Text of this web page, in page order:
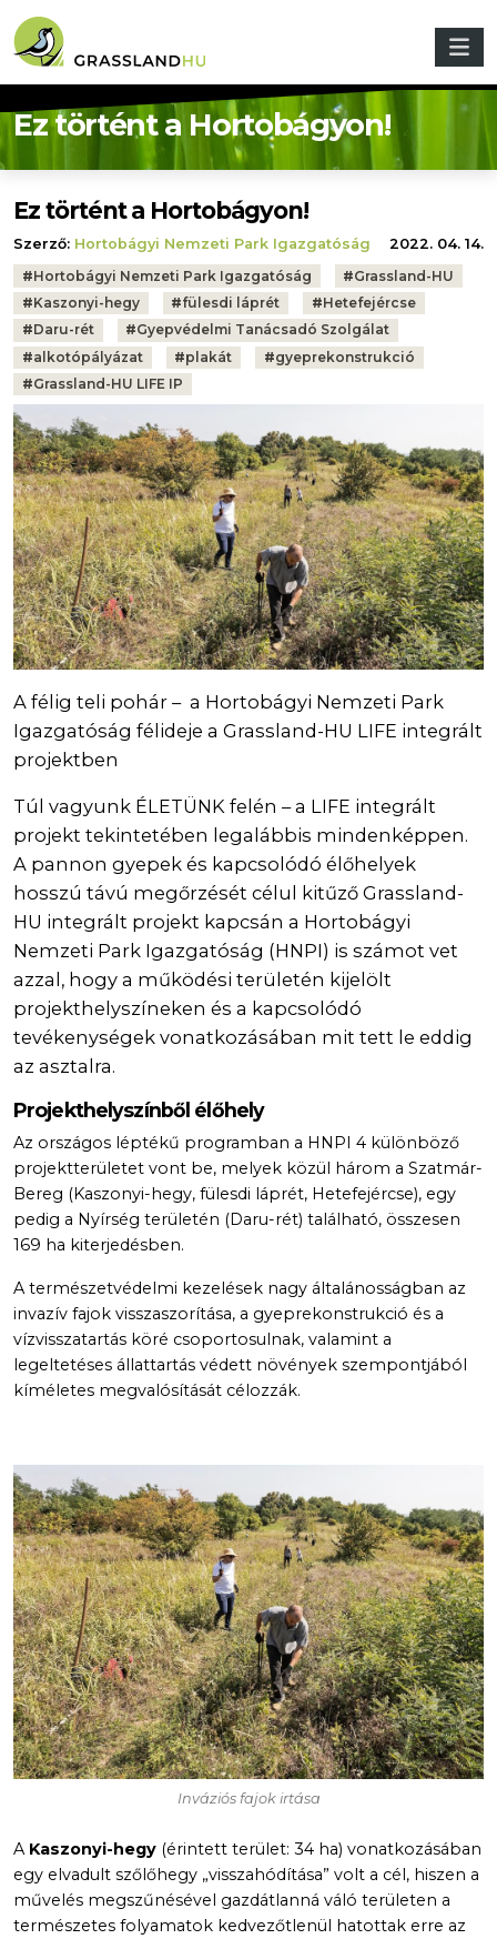
Ez történt a Hortobágyon!
Ez történt a Hortobágyon!
Szerző: Hortobágyi Nemzeti Park Igazgatóság
2022. 04. 14.
Tags:
#Hortobágyi Nemzeti Park Igazgatóság #Grassland-HU
#Kaszonyi-hegy #fülesdi láprét #Hetefejércse
#Daru-rét #Gyepvédelmi Tanácsadó Szolgálat
#alkotópályázat #plakát #gyeprekonstrukció
#Grassland-HU LIFE IP
A félig teli pohár – a Hortobágyi Nemzeti Park
Igazgatóság félideje a Grassland-HU LIFE integrált
projektben
Túl vagyunk ÉLETÜNK felén – a LIFE integrált
projekt tekintetében legalábbis mindenképpen.
A pannon gyepek és kapcsolódó élőhelyek
hosszú távú megőrzését célul kitűző Grassland-
HU integrált projekt kapcsán a Hortobágyi
Nemzeti Park Igazgatóság (HNPI) is számot vet
azzal, hogy a működési területén kijelölt
projekthelyszíneken és a kapcsolódó
tevékenységek vonatkozásában mit tett le eddig
az asztalra.
Projekthelyszínből élőhely
Az országos léptékű programban a HNPI 4 különböző
projektterületet vont be, melyek közül három a Szatmár-
Bereg (Kaszonyi-hegy, fülesdi láprét, Hetefejércse), egy
pedig a Nyírség területén (Daru-rét) található, összesen
169 ha kiterjedésben.
A természetvédelmi kezelések nagy általánosságban az
invazív fajok visszaszorítása, a gyeprekonstrukció és a
vízvisszatartás köré csoportosulnak, valamint a
legeltetéses állattartás védett növények szempontjából
kíméletes megvalósítását célozzák.
Inváziós fajok irtása
A Kaszonyi-hegy (érintett terület: 34 ha) vonatkozásában
egy elvadult szőlőhegy „visszahódítása” volt a cél, hiszen a
művelés megszűnésével gazdátlanná váló területen a
természetes folyamatok kedvezőtlenül hatottak erre az